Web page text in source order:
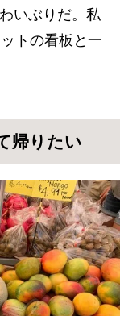
いぶりだ。私
トの看板と一
帰りたい